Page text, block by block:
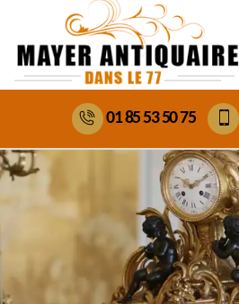
01 85 53 50 75